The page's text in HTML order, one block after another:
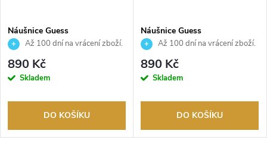
Náušnice Guess
JUBE06075JWYGT
Až 100 dní na vrácení zboží.
Autorizovaný prodejce.
890 Kč
Skladem
DO KOŠÍKU
Náušnice Guess
JUBE05110JWRHT
Až 100 dní na vrácení zboží.
Autorizovaný prodejce.
890 Kč
Skladem
DO KOŠÍKU